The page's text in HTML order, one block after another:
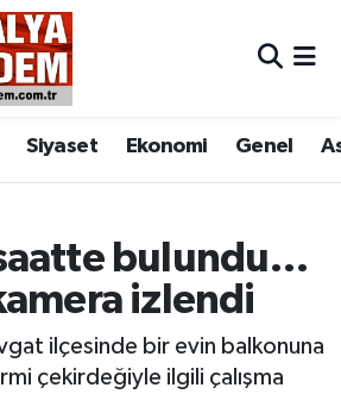
Siyaset Ekonomi Genel
bulundu…
izlendi
ilçesinde bir evin balkonuna
çekirdeğiyle ilgili çalışma
Eczaneler
Vakitleri
Yoğunluk Haritası
Durumu ve Fikstür